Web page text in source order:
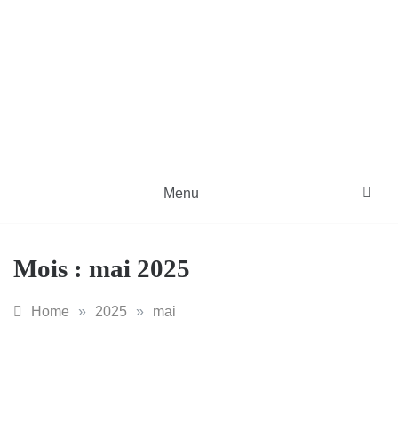
Menu
Mois : mai 2025
Home » 2025 » mai